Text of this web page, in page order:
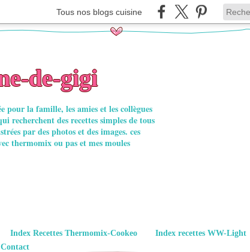
Tous nos blogs cuisine
de-gigi
pour la famille, les amies et les collègues
recherchent des recettes simples de tous
par des photos et des images. ces
thermomix ou pas et mes moules
Index Recettes Thermomix-Cookeo Index recettes WW-Light
Contact